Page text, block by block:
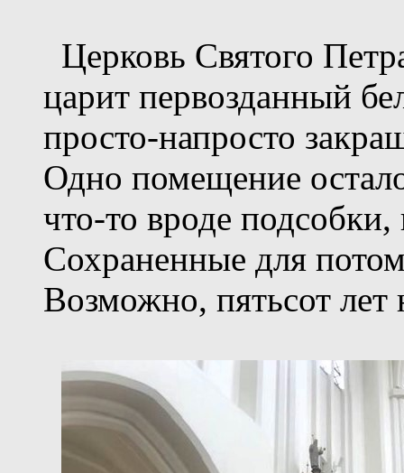
Церковь Святого
царит первозданный
просто-напросто
Одно помещение
что-то вроде
Сохраненные для
Возможно, пятьсот лет